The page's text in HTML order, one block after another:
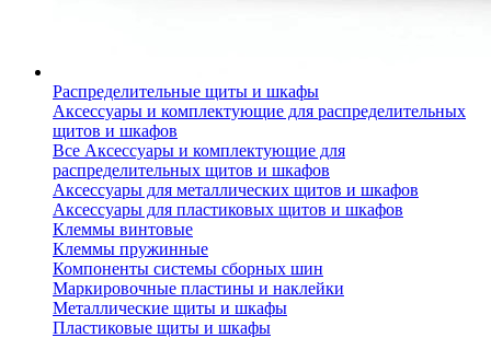
Распределительные щиты и шкафы
Аксессуары и комплектующие для распределительных
щитов и шкафов
Все Аксессуары и комплектующие для
распределительных щитов и шкафов
Аксессуары для металлических щитов и шкафов
Аксессуары для пластиковых щитов и шкафов
Клеммы винтовые
Клеммы пружинные
Компоненты системы сборных шин
Маркировочные пластины и наклейки
Металлические щиты и шкафы
Пластиковые щиты и шкафы